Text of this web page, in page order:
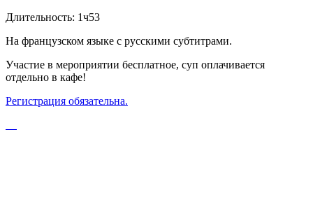
Длительность: 1ч53
На французском языке с русскими субтитрами.
Участие в мероприятии бесплатное, суп оплачивается
отдельно в кафе!
Регистрация обязательна.